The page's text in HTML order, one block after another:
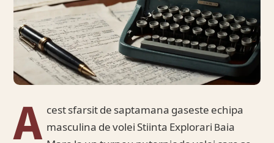
A cest sfarsit de saptamana gaseste echipa
masculina de volei Stiinta Explorari Baia